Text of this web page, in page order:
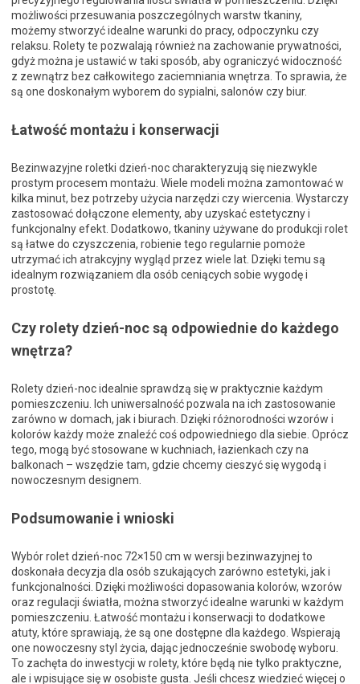
możliwości przesuwania poszczególnych warstw tkaniny,
możemy stworzyć idealne warunki do pracy, odpoczynku czy
relaksu. Rolety te pozwalają również na zachowanie prywatności,
gdyż można je ustawić w taki sposób, aby ograniczyć widoczność
z zewnątrz bez całkowitego zaciemniania wnętrza. To sprawia, że
są one doskonałym wyborem do sypialni, salonów czy biur.
Łatwość montażu i konserwacji
Bezinwazyjne roletki dzień-noc charakteryzują się niezwykle
prostym procesem montażu. Wiele modeli można zamontować w
kilka minut, bez potrzeby użycia narzędzi czy wiercenia. Wystarczy
zastosować dołączone elementy, aby uzyskać estetyczny i
funkcjonalny efekt. Dodatkowo, tkaniny używane do produkcji rolet
są łatwe do czyszczenia, robienie tego regularnie pomoże
utrzymać ich atrakcyjny wygląd przez wiele lat. Dzięki temu są
idealnym rozwiązaniem dla osób ceniących sobie wygodę i
prostotę.
Czy rolety dzień-noc są odpowiednie do każdego
wnętrza?
Rolety dzień-noc idealnie sprawdzą się w praktycznie każdym
pomieszczeniu. Ich uniwersalność pozwala na ich zastosowanie
zarówno w domach, jak i biurach. Dzięki różnorodności wzorów i
kolorów każdy może znaleźć coś odpowiedniego dla siebie. Oprócz
tego, mogą być stosowane w kuchniach, łazienkach czy na
balkonach – wszędzie tam, gdzie chcemy cieszyć się wygodą i
nowoczesnym designem.
Podsumowanie i wnioski
Wybór rolet dzień-noc 72×150 cm w wersji bezinwazyjnej to
doskonała decyzja dla osób szukających zarówno estetyki, jak i
funkcjonalności. Dzięki możliwości dopasowania kolorów, wzorów
oraz regulacji światła, można stworzyć idealne warunki w każdym
pomieszczeniu. Łatwość montażu i konserwacji to dodatkowe
atuty, które sprawiają, że są one dostępne dla każdego. Wspierają
one nowoczesny styl życia, dając jednocześnie swobodę wyboru.
To zachęta do inwestycji w rolety, które będą nie tylko praktyczne,
ale i wpisujące się w osobiste gusta. Jeśli chcesz wiedzieć więcej o